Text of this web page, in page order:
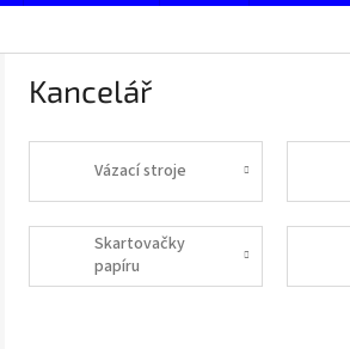
Kancelář
Vázací stroje
Skartovačky
papíru